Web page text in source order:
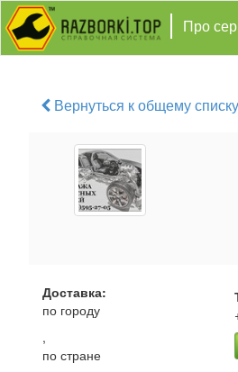
Про
Вернуться к общему списку
Доставка:
по городу
,
по стране